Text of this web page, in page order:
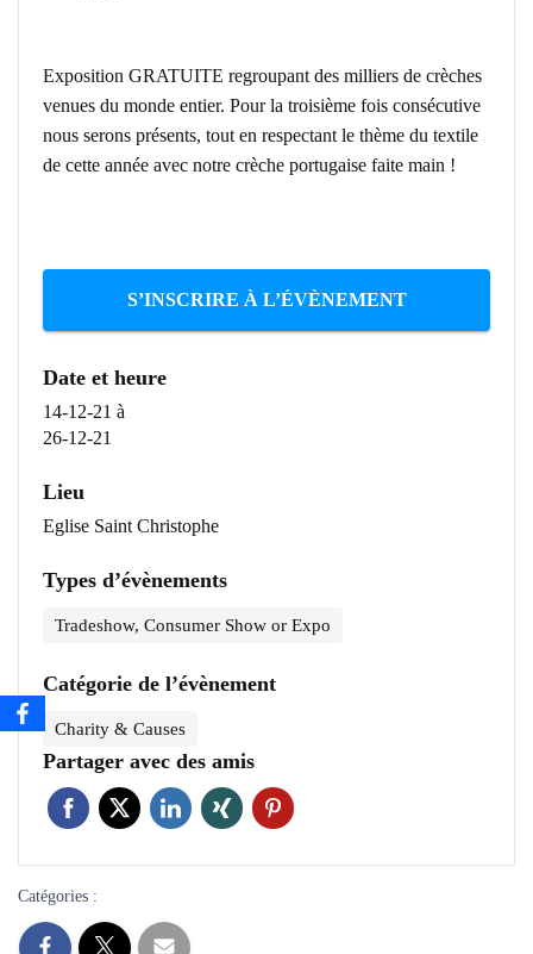
Exposition GRATUITE regroupant des milliers de crèches
venues du monde entier. Pour la troisième fois consécutive
nous serons présents, tout en respectant le thème du textile
de cette année avec notre crèche portugaise faite main !
S’INSCRIRE À L’ÉVÈNEMENT
Date et heure
14-12-21 à
26-12-21
Lieu
Eglise Saint Christophe
Types d’évènements
Tradeshow, Consumer Show or Expo
Catégorie de l’évènement
Charity & Causes
Partager avec des amis
Catégories :